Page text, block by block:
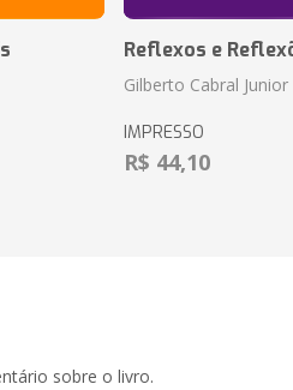
Reflexos e
Gilberto Cabral Junior
IMPRESSO
R$ 44,10
sobre o livro.